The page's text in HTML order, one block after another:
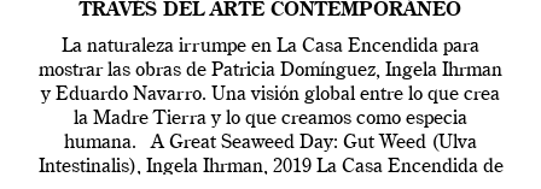
TRAVÉS DEL ARTE CONTEMPORÁNEO
La naturaleza irrumpe en La Casa Encendida para
mostrar las obras de Patricia Domínguez, Ingela Ihrman
y Eduardo Navarro. Una visión global entre lo que crea
la Madre Tierra y lo que creamos como especia
humana. A Great Seaweed Day: Gut Weed (Ulva
Intestinalis), Ingela Ihrman, 2019 La Casa Encendida de